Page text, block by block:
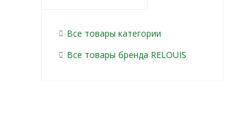
Все товары категории
Все товары бренда RELOUIS